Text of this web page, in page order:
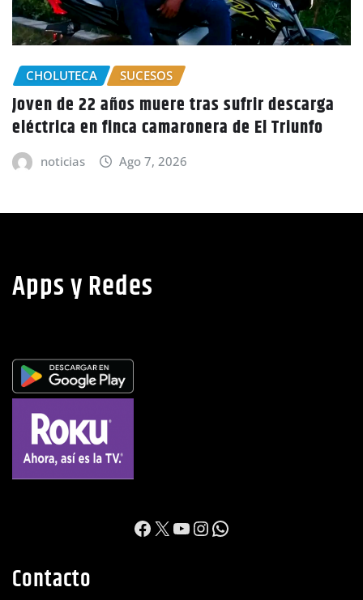
GOBIERNO HONDURAS NACIONALES
CIDH escucha denuncias por uso de
políticos y debilidad de la independencia
noticias Ago 6, 2026